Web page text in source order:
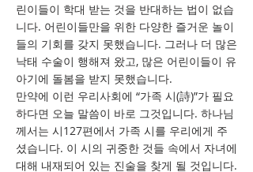
린이들이 학대 받는 것을 반대하는 법이 없습
니다. 어린이들만을 위한 다양한 즐거운 놀이
들의 기회를 갖지 못했습니다. 그러나 더 많은
낙태 수술이 행해져 왔고, 많은 어린이들이 유
아기에 돌봄을 받지 못했습니다.
만약에 이런 우리사회에 “가족 시(詩)”가 필요
하다면 오늘 말씀이 바로 그것입니다. 하나님
께서는 시127편에서 가족 시를 우리에게 주
셨습니다. 이 시의 귀중한 것들 속에서 자녀에
대해 내재되어 있는 진술을 찾게 될 것입니다.